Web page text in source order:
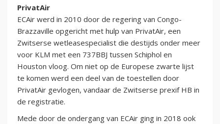
PrivatAir
ECAir werd in 2010 door de regering van Congo-
Brazzaville opgericht met hulp van PrivatAir, een
Zwitserse wetleasespecialist die destijds onder meer
voor KLM met een 737BBJ tussen Schiphol en
Houston vloog. Om niet op de Europese zwarte lijst
te komen werd een deel van de toestellen door
PrivatAir gevlogen, vandaar de Zwitserse prexif HB in
de registratie.
Mede door de ondergang van ECAir ging in 2018 ook